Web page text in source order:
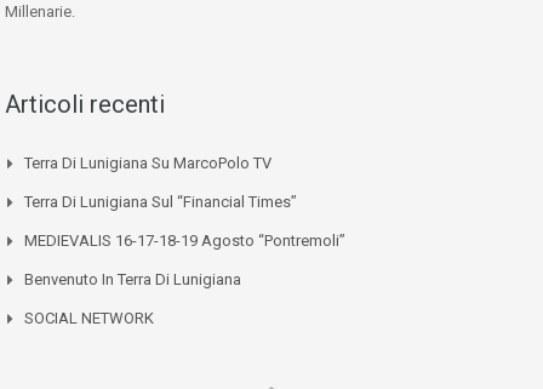
Millenarie.
Articoli recenti
Terra Di Lunigiana Su MarcoPolo TV
Terra Di Lunigiana Sul “Financial Times”
MEDIEVALIS 16-17-18-19 Agosto “Pontremoli”
Benvenuto In Terra Di Lunigiana
SOCIAL NETWORK